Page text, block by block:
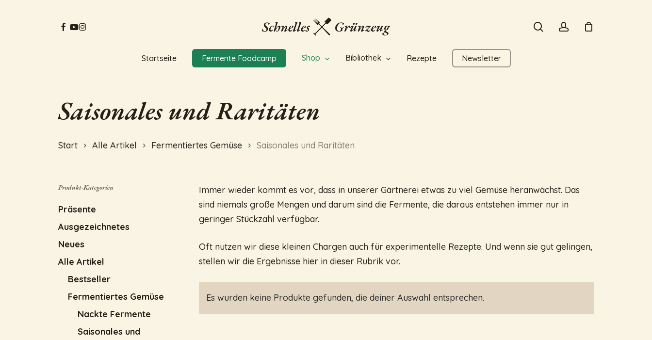
facebook
youtube
instagram
Startseite Fermente Foodcamp Shop Bibliothek Rezepte Newsletter
Saisonales und Raritäten
Start Alle Artikel Fermentiertes Gemüse Saisonales und Raritäten
Produkt-Kategorien
Präsente
Ausgezeichnetes
Neues
Alle Artikel
Bestseller
Fermentiertes Gemüse
Nackte Fermente
Saisonales und
Immer wieder kommt es vor, dass in unserer Gärtnerei etwas zu viel Gemüse heranwächst. Das
sind niemals große Mengen und darum sind die Fermente, die daraus entstehen immer nur in
geringer Stückzahl verfügbar.
Oft nutzen wir diese kleinen Chargen auch für experimentelle Rezepte. Und wenn sie gut gelingen,
stellen wir die Ergebnisse hier in dieser Rubrik vor.
Es wurden keine Produkte gefunden, die deiner Auswahl entsprechen.